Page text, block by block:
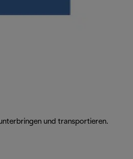
und transportieren.